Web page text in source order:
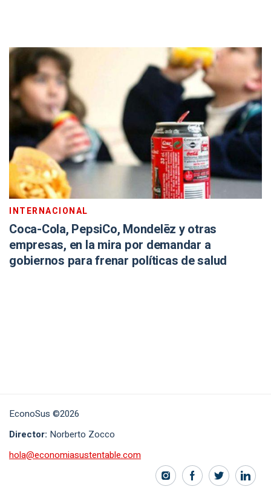
INTERNACIONAL
Coca-Cola, PepsiCo, Mondelēz y otras
empresas, en la mira por demandar a
gobiernos para frenar políticas de salud
EconoSus ©2026
Director: Norberto Zocco
hola@economiasustentable.com